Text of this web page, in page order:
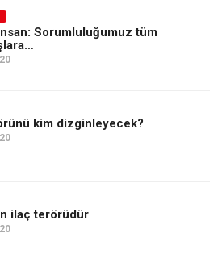
Sorumluluğumuz tüm
kim dizginleyecek?
ilaç terörüdür